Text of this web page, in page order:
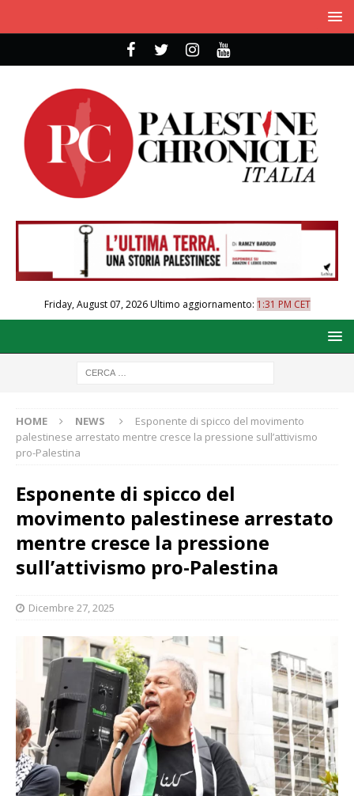
Friday, August 07, 2026Ultimo aggiornamento: 1:31 PM CET
HOME NEWS
Esponente di spicco del movimento
palestinese arrestato mentre cresce la pressione sull’attivismo
pro-Palestina
Esponente di spicco del
movimento palestinese arrestato
mentre cresce la pressione
sull’attivismo pro-Palestina
Dicembre 27, 2025